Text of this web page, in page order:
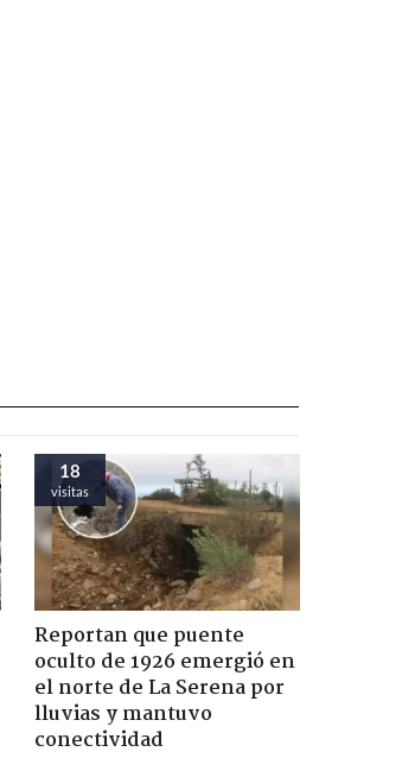
18
visitas
Reportan que puente
oculto de 1926 emergió en
el norte de La Serena por
lluvias y mantuvo
conectividad